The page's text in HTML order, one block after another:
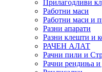
Прилагодливи
Работни маси
Работни маси и
Разни апарати
Разни клешти и
РАЧЕН АЛАТ
Рачни пили и
Рачни рендиња и